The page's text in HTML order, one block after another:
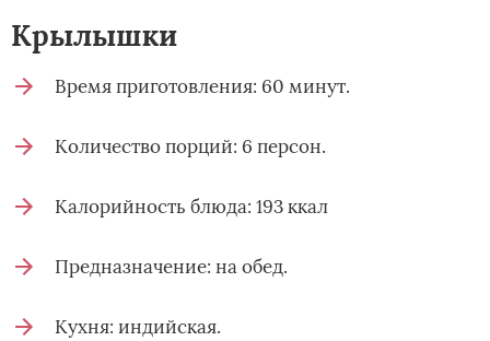
Крылышки­
Время приготовления: 60 минут.
Количество порций: 6 персон.
Калорийность блюда: 193 ккал
Предназначение: на обед.
Кухня: индийская.